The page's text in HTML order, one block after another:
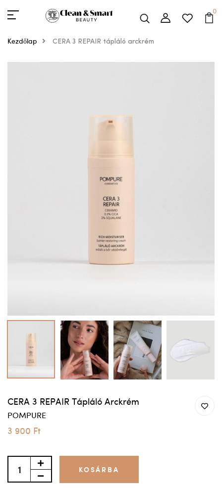
0
Kezdőlap CERA 3 REPAIR tápláló arckrém
CERA 3 REPAIR Tápláló Arckrém
POMPURE
3 900 Ft
KOSÁRBA